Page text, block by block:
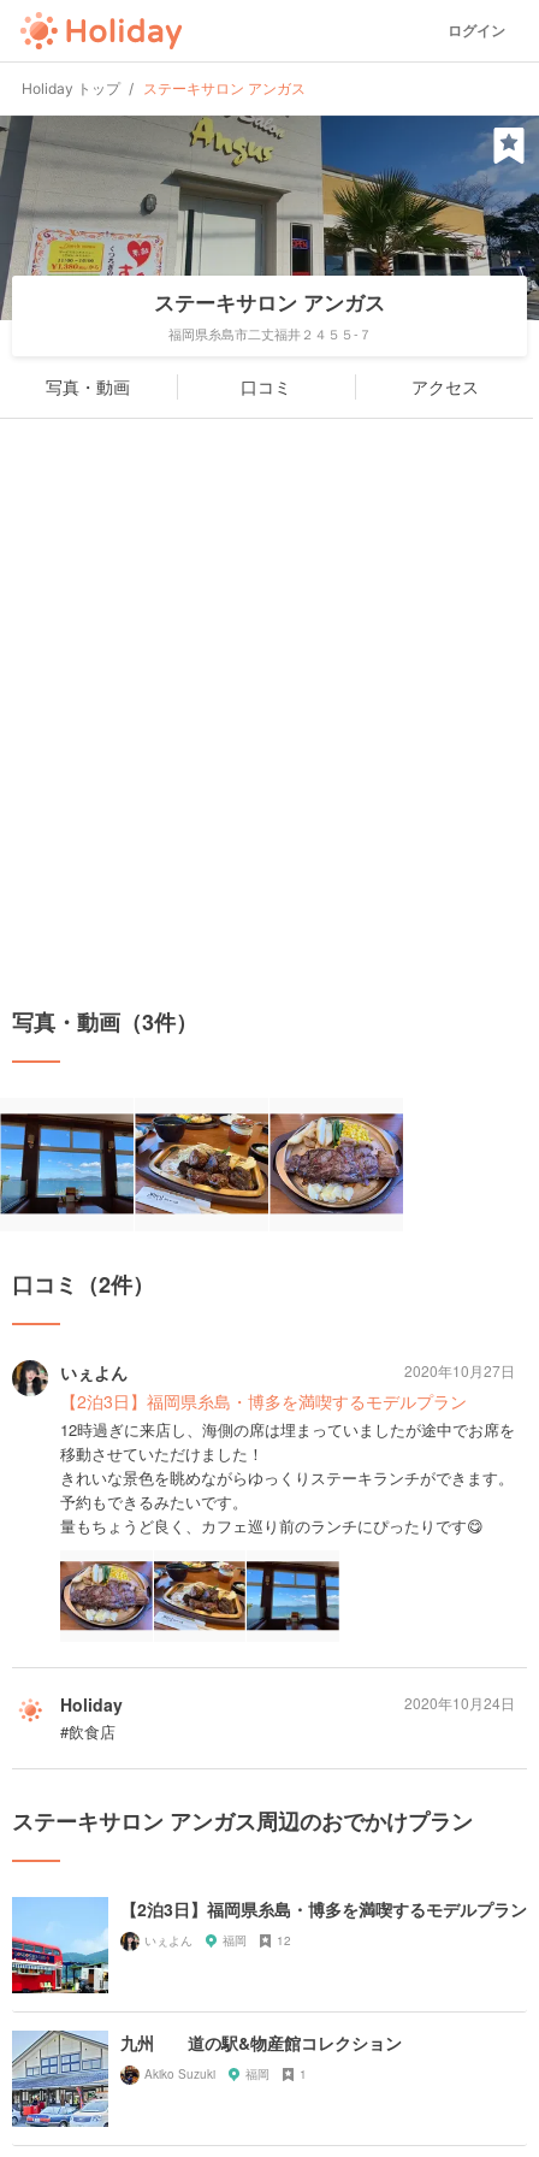
ログイン
Holiday トップ ステーキサロン アンガス
ステーキサロン アンガス
福岡県糸島市二丈福井２４５５-７
写真・動画 口コミ アクセス
写真・動画（3件）
口コミ（2件）
いぇよん
【2泊3日】福岡県糸島・博多を満喫するモデルプラン
12時過ぎに来店し、海側の席は埋まっていましたが途中でお席を
移動させていただけました！
きれいな景色を眺めながらゆっくりステーキランチができます。
予約もできるみたいです。
量もちょうど良く、カフェ巡り前のランチにぴったりです😋
2020年10月27日
Holiday
#飲食店
2020年10月24日
ステーキサロン アンガス周辺のおでかけプラン
【2泊3日】福岡県糸島・博多を満喫するモデルプラン
いぇよん 福岡 12
九州 道の駅&物産館コレクション
Akiko Suzuki 福岡 1